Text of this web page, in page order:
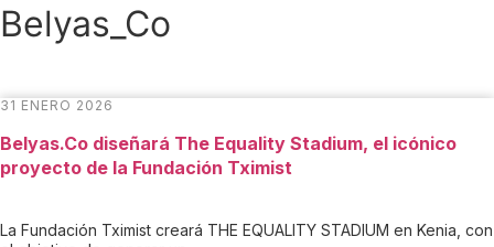
Belyas_Co
31 ENERO 2026
Belyas.Co diseñará The Equality Stadium, el icónico
proyecto de la Fundación Tximist
La Fundación Tximist creará THE EQUALITY STADIUM en Kenia, con